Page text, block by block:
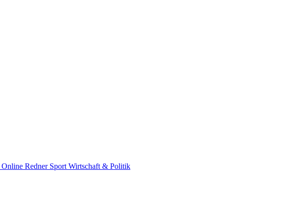
Online Redner Sport Wirtschaft & Politik